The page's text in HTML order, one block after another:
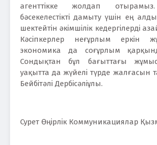
агенттікке жолдап отырамыз.
бәсекелестікті дамыту үшін ең
шектейтін әкімшілік кедергілерді
Кәсіпкерлер неғұрлым еркін
экономика да соғұрлым
Сондықтан бұл бағыттағы
уақытта да жүйелі түрде жалғасын
Бейбітәлі Дербісәліұлы.
Сурет Өңірлік Коммуникациялар